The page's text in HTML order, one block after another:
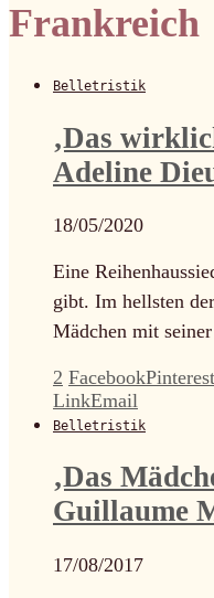
Frankreich
Belletristik
‚Das
Adeline
18/05/2020
Eine
gibt. Im hellsten
Mädchen mit
2 FacebookPinterest
LinkEmail
Belletristik
‚Das
Guillaume
17/08/2017